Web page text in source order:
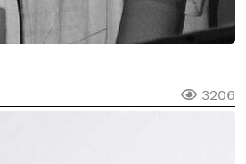
3206